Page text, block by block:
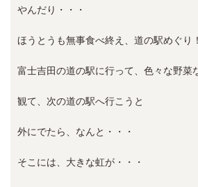
やんだり・・・
ほうとうも無事食べ終え、道の駅めぐり！
富士吉田の道の駅に行って、色々な野菜
観て、次の道の駅へ行こうと
外にでたら、なんと・・・
そこには、大きな虹が・・・